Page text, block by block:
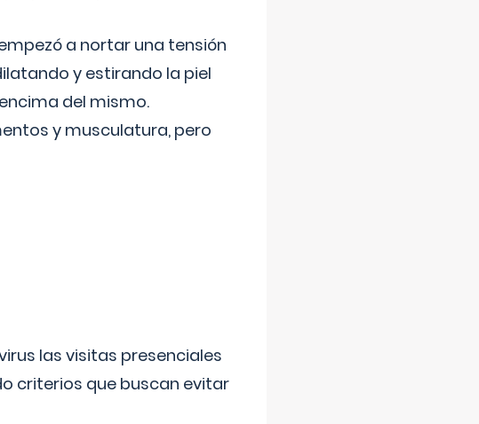
a nortar una tensión
y estirando la piel
del mismo.
y musculatura, pero
las visitas presenciales
criterios que buscan evitar